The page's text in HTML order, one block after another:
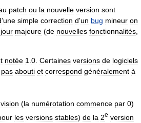
patch ou la nouvelle version sont
'une simple correction d'un bug mineur on
jour majeure (de nouvelles fonctionnalités,
notée 1.0. Certaines versions de logiciels
pas abouti et correspond généralement à
(la numérotation commence par 0)
les versions stables) de la 2e version